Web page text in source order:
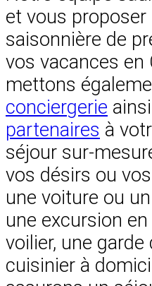
et vous proposer
saisonnière de
vos vacances en
mettons
conciergerie
partenaires à
séjour sur-
vos désirs ou
une voiture ou
une excursion en
voilier, une garde
cuisinier à